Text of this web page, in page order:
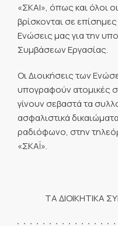
«ΣΚΑΙ», όπως και όλοι
βρίσκονται σε
Ενώσεις μας για την
Συμβάσεων Εργασίας.
Οι Διοικήσεις των
υπογραφούν ατομικές
γίνουν σεβαστά τα
ασφαλιστικά
ραδιόφωνο, στην
«ΣΚΑΪ».
ΤΑ ΔΙΟΙΚΗΤΙΚΑ